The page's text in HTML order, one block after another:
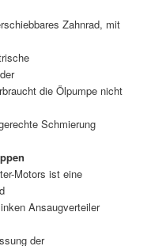
Zahnrad, mit
die Ölpumpe nicht
Schmierung
Motors ist eine
Ansaugverteiler
der